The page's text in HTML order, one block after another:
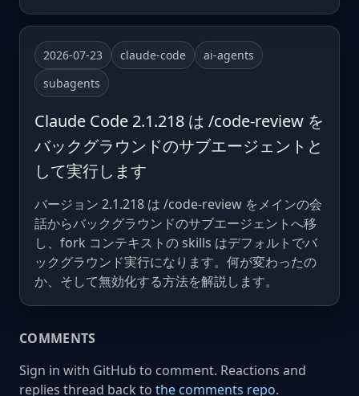
2026-07-23 claude-code
ai-agents
subagents
Claude Code 2.1.218 は /code-review を
バックグラウンドのサブエージェントと
して実行します
バージョン 2.1.218 は /code-review をメインの会
話からバックグラウンドのサブエージェントへ移
し、fork コンテキストの skills はデフォルトでバ
ックグラウンド実行になります。何が変わったの
か、そして無効化する方法を解説します。
COMMENTS
Sign in with GitHub to comment. Reactions and
replies thread back to the comments repo.